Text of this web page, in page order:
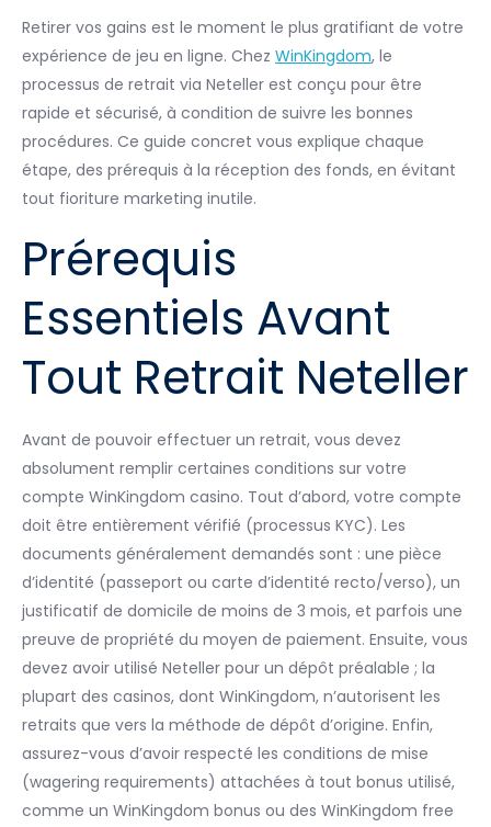
Retirer vos gains est le moment le plus gratifiant de votre
expérience de jeu en ligne. Chez WinKingdom, le
processus de retrait via Neteller est conçu pour être
rapide et sécurisé, à condition de suivre les bonnes
procédures. Ce guide concret vous explique chaque
étape, des prérequis à la réception des fonds, en évitant
tout fioriture marketing inutile.
Prérequis
Essentiels Avant
Tout Retrait Neteller
Avant de pouvoir effectuer un retrait, vous devez
absolument remplir certaines conditions sur votre
compte WinKingdom casino. Tout d’abord, votre compte
doit être entièrement vérifié (processus KYC). Les
documents généralement demandés sont : une pièce
d’identité (passeport ou carte d’identité recto/verso), un
justificatif de domicile de moins de 3 mois, et parfois une
preuve de propriété du moyen de paiement. Ensuite, vous
devez avoir utilisé Neteller pour un dépôt préalable ; la
plupart des casinos, dont WinKingdom, n’autorisent les
retraits que vers la méthode de dépôt d’origine. Enfin,
assurez-vous d’avoir respecté les conditions de mise
(wagering requirements) attachées à tout bonus utilisé,
comme un WinKingdom bonus ou des WinKingdom free